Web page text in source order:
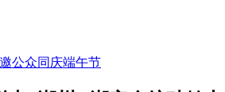
公众同庆端午节